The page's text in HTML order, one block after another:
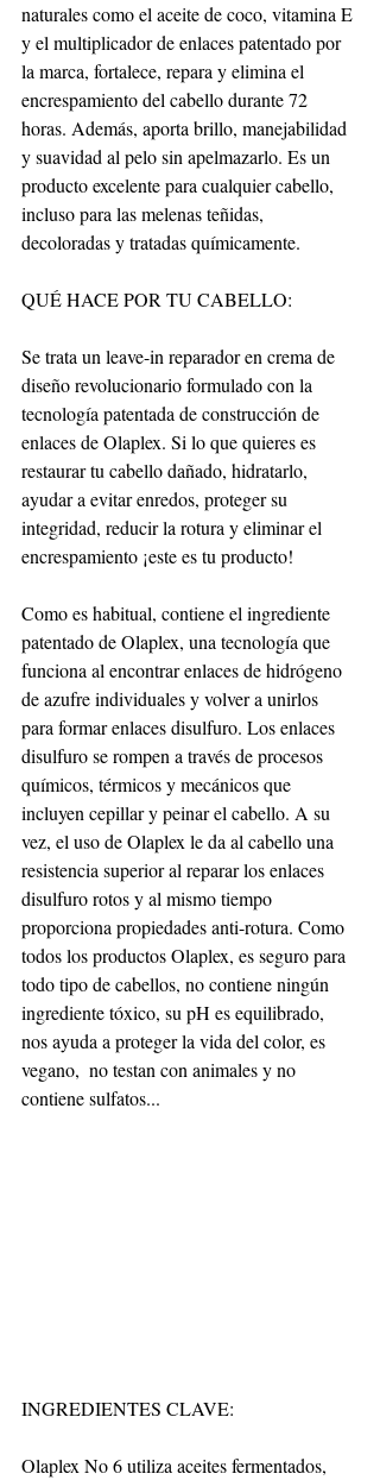
naturales como el aceite de coco, vitamina E
y el multiplicador de enlaces patentado por
la marca, fortalece, repara y elimina el
encrespamiento del cabello durante 72
horas. Además, aporta brillo, manejabilidad
y suavidad al pelo sin apelmazarlo. Es un
producto excelente para cualquier cabello,
incluso para las melenas teñidas,
decoloradas y tratadas químicamente.
QUÉ HACE POR TU CABELLO:
Se trata un leave-in reparador en crema de
diseño revolucionario formulado con la
tecnología patentada de construcción de
enlaces de Olaplex. Si lo que quieres es
restaurar tu cabello dañado, hidratarlo,
ayudar a evitar enredos, proteger su
integridad, reducir la rotura y eliminar el
encrespamiento ¡este es tu producto!
Como es habitual, contiene el ingrediente
patentado de Olaplex, una tecnología que
funciona al encontrar enlaces de hidrógeno
de azufre individuales y volver a unirlos
para formar enlaces disulfuro. Los enlaces
disulfuro se rompen a través de procesos
químicos, térmicos y mecánicos que
incluyen cepillar y peinar el cabello. A su
vez, el uso de Olaplex le da al cabello una
resistencia superior al reparar los enlaces
disulfuro rotos y al mismo tiempo
proporciona propiedades anti-rotura. Como
todos los productos Olaplex, es seguro para
todo tipo de cabellos, no contiene ningún
ingrediente tóxico, su pH es equilibrado,
nos ayuda a proteger la vida del color, es
vegano,  no testan con animales y no
contiene sulfatos...
INGREDIENTES CLAVE:
Olaplex No 6 utiliza aceites fermentados,